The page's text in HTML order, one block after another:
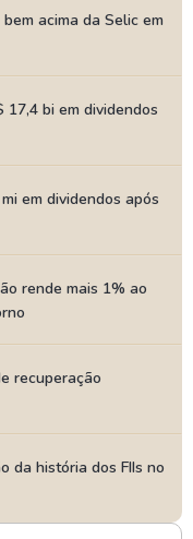
acima da Selic em
17,4 bi em dividendos
em dividendos após
rende mais 1% ao
recuperação
da história dos FIIs no